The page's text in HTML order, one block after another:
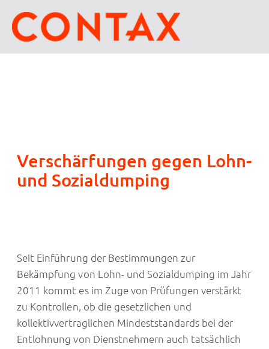
Verschärfungen gegen Lohn-
und Sozialdumping
Seit Einführung der Bestimmungen zur
Bekämpfung von Lohn- und Sozialdumping im Jahr
2011 kommt es im Zuge von Prüfungen verstärkt
zu Kontrollen, ob die gesetzlichen und
kollektivvertraglichen Mindeststandards bei der
Entlohnung von Dienstnehmern auch tatsächlich